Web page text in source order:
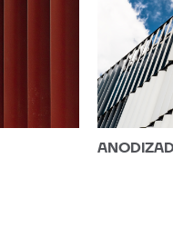
ANODIZADO